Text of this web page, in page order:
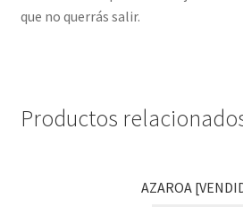
que no querrás salir.
Productos
AZAROA